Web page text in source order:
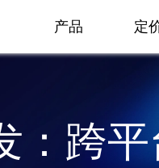
产品 定
：跨